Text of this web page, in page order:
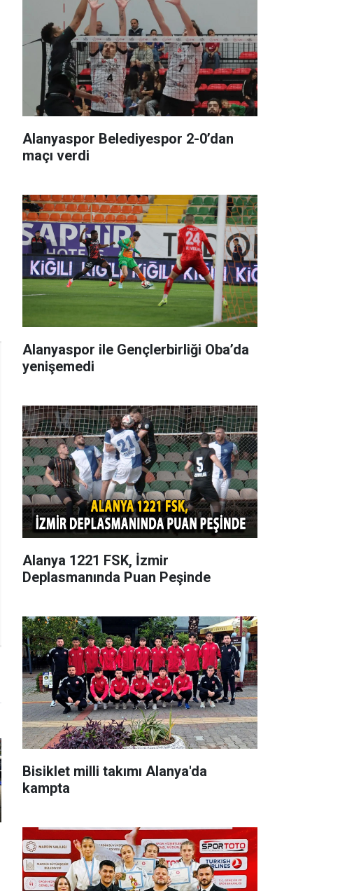
Alanyaspor Belediyespor 2-0’dan
maçı verdi
Alanyaspor ile Gençlerbirliği Oba’da
yenişemedi
Alanya 1221 FSK, İzmir
Deplasmanında Puan Peşinde
Bisiklet milli takımı Alanya'da
kampta